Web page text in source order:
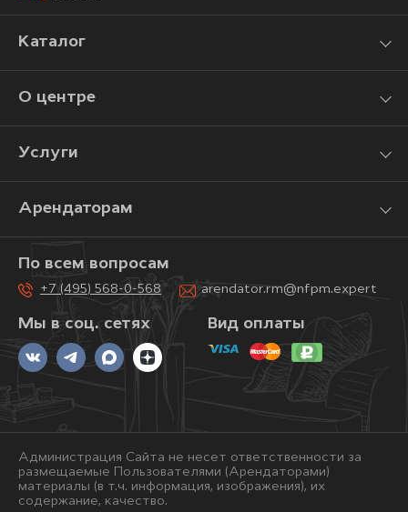
Каталог
О центре
Услуги
Арендаторам
Мы в соц. сетях
По всем вопросам
+7 (495) 568-0-568 arendator.rm@nfpm.expert
Вид оплаты
Администрация Сайта не несет ответственности за
размещаемые Пользователями (Арендаторами)
материалы (в т.ч. информация, изображения), их
содержание, качество.